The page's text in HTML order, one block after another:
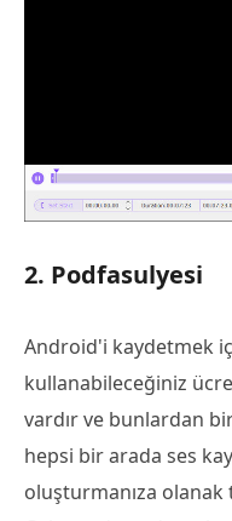
2. Podfasulyesi
Android'i kaydetmek
kullanabileceğiniz
vardır ve bunlardan
hepsi bir arada ses
oluşturmanıza olanak